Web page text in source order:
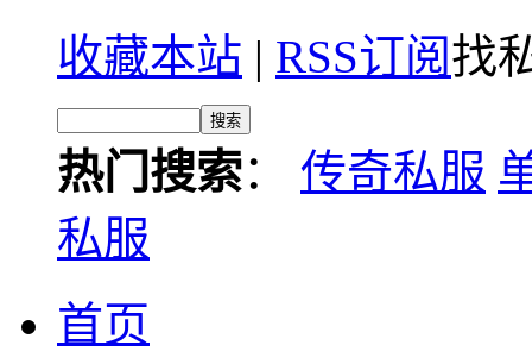
收藏本站 | RSS订阅找
热门搜索： 传奇私服
私服
首页